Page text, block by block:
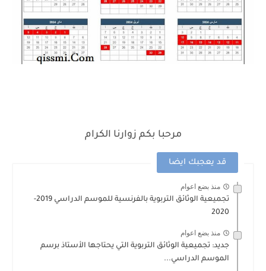
مرحبا بكم زوارنا الكرام
قد يعجبك ايضا
منذ بضع اعوام
تجميعية الوثائق التربوية بالفرنسية للموسم الدراسي 2019-
2020
منذ بضع اعوام
جديد: تجميعية الوثائق التربوية التي يحتاجها الأستاذ برسم
الموسم الدراسي...